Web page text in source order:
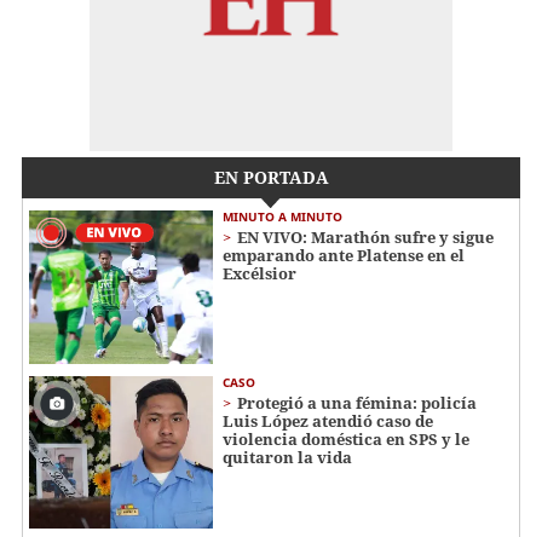
EN PORTADA
MINUTO A MINUTO
EN VIVO: Marathón sufre y sigue
emparando ante Platense en el
Excélsior
CASO
Protegió a una fémina: policía
Luis López atendió caso de
violencia doméstica en SPS y le
quitaron la vida